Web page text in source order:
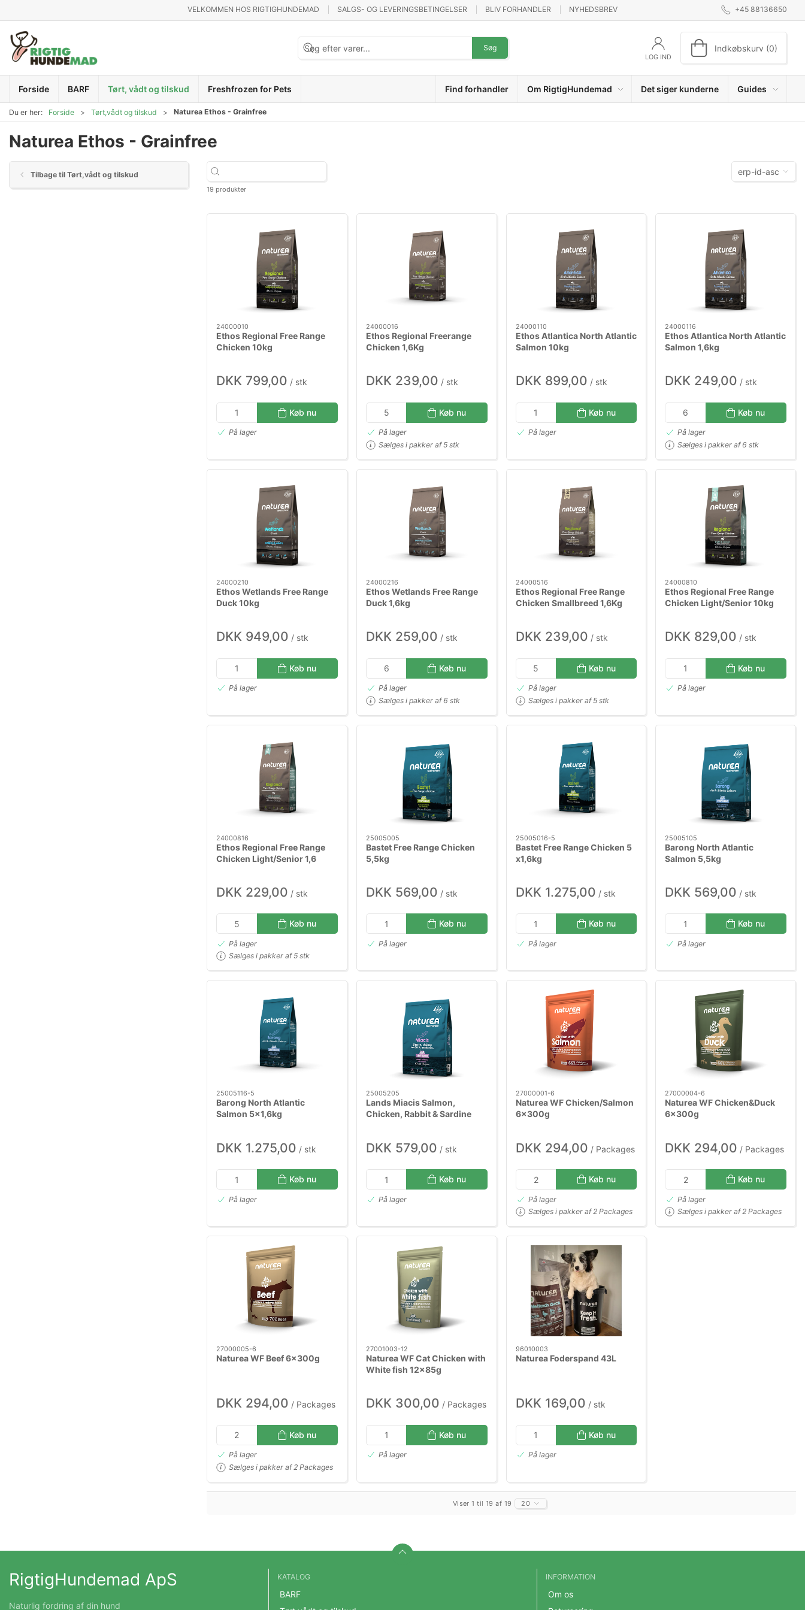
VELKOMMEN HOS RIGTIGHUNDEMAD SALGS- OG LEVERINGSBETINGELSER BLIV FORHANDLER NYHEDSBREV +45 88136650
Søg
LOG IND
Indkøbskurv (0)
Forside BARF Tørt, vådt og tilskud Freshfrozen for Pets Find forhandler Om RigtigHundemad Det siger kunderne Guides
Du er her: Forside Tørt,vådt og tilskud Naturea Ethos - Grainfree
Naturea Ethos - Grainfree
Tilbage til Tørt,vådt og tilskud erp-id-asc
19 produkter
24000010
Ethos Regional Free Range
Chicken 10kg
DKK 799,00 / stk
Køb nu
På lager
24000016
Ethos Regional Freerange
Chicken 1,6Kg
DKK 239,00 / stk
Køb nu
På lager
Sælges i pakker af 5 stk
24000110
Ethos Atlantica North Atlantic
Salmon 10kg
DKK 899,00 / stk
Køb nu
På lager
24000116
Ethos Atlantica North Atlantic
Salmon 1,6kg
DKK 249,00 / stk
Køb nu
På lager
Sælges i pakker af 6 stk
24000210
Ethos Wetlands Free Range
Duck 10kg
DKK 949,00 / stk
Køb nu
På lager
24000216
Ethos Wetlands Free Range
Duck 1,6kg
DKK 259,00 / stk
Køb nu
På lager
Sælges i pakker af 6 stk
24000516
Ethos Regional Free Range
Chicken Smallbreed 1,6Kg
DKK 239,00 / stk
Køb nu
På lager
Sælges i pakker af 5 stk
24000810
Ethos Regional Free Range
Chicken Light/Senior 10kg
DKK 829,00 / stk
Køb nu
På lager
24000816
Ethos Regional Free Range
Chicken Light/Senior 1,6
DKK 229,00 / stk
Køb nu
På lager
Sælges i pakker af 5 stk
25005005
Bastet Free Range Chicken
5,5kg
DKK 569,00 / stk
Køb nu
På lager
25005016-5
Bastet Free Range Chicken 5
x1,6kg
DKK 1.275,00 / stk
Køb nu
På lager
25005105
Barong North Atlantic
Salmon 5,5kg
DKK 569,00 / stk
Køb nu
På lager
25005116-5
Barong North Atlantic
Salmon 5x1,6kg
DKK 1.275,00 / stk
Køb nu
På lager
25005205
Lands Miacis Salmon,
Chicken, Rabbit & Sardine
DKK 579,00 / stk
Køb nu
På lager
27000001-6
Naturea WF Chicken/Salmon
6x300g
DKK 294,00 / Packages
Køb nu
På lager
Sælges i pakker af 2 Packages
27000004-6
Naturea WF Chicken&Duck
6x300g
DKK 294,00 / Packages
Køb nu
På lager
Sælges i pakker af 2 Packages
27000005-6
Naturea WF Beef 6x300g
DKK 294,00 / Packages
Køb nu
På lager
Sælges i pakker af 2 Packages
27001003-12
Naturea WF Cat Chicken with
White fish 12x85g
DKK 300,00 / Packages
Køb nu
På lager
96010003
Naturea Foderspand 43L
DKK 169,00 / stk
Køb nu
På lager
Viser 1 til 19 af 19 20
RigtigHundemad ApS
Naturlig fordring af din hund
KATALOG
BARF
INFORMATION
Om os